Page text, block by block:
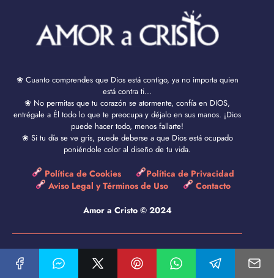
❀ Cuanto comprendes que Dios está contigo, ya no importa quien
está contra ti...
❀ No permitas que tu corazón se atormente, confía en DIOS,
entrégale a Él todo lo que te preocupa y déjalo en sus manos. ¡Dios
puede hacer todo, menos fallarte!
❀ Si tu día se ve gris, puede deberse a que Dios está ocupado
poniéndole color al diseño de tu vida.
Política de Cookies
Política de Privacidad
Aviso Legal y Términos de Uso
Contacto
Amor a Cristo © 2024